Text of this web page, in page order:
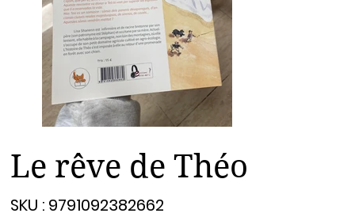
Le rêve de Théo
SKU : 9791092382662
9791092382662